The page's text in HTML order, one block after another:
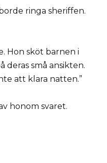
ringa sheriffen.
Hon sköt barnen i
deras små ansikten.
att klara natten.”
honom svaret.